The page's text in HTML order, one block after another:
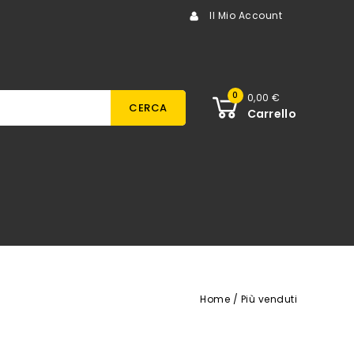
Il Mio Account
0 0,00 €
Carrello
CERCA
Home Più venduti